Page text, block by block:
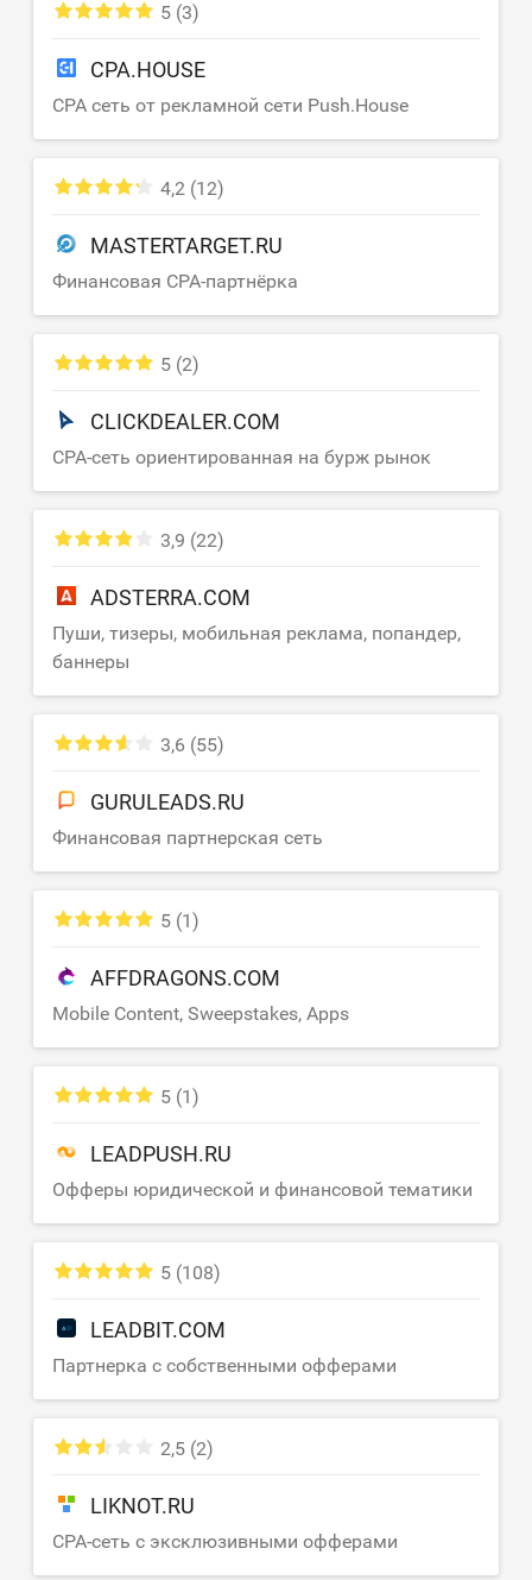
CPA.HOUSE
CPA сеть от рекламной сети Push.House
5 (3)
MASTERTARGET.RU
Финансовая CPA-партнёрка
4,2 (12)
CLICKDEALER.COM
CPA-сеть ориентированная на бурж рынок
5 (2)
ADSTERRA.COM
Пуши, тизеры, мобильная реклама, попандер,
баннеры
3,9 (22)
GURULEADS.RU
Финансовая партнерская сеть
3,6 (55)
AFFDRAGONS.COM
Mobile Content, Sweepstakes, Apps
5 (1)
LEADPUSH.RU
Офферы юридической и финансовой тематики
5 (1)
LEADBIT.COM
Партнерка с собственными офферами
5 (108)
LIKNOT.RU
CPA-сеть с эксклюзивными офферами
2,5 (2)